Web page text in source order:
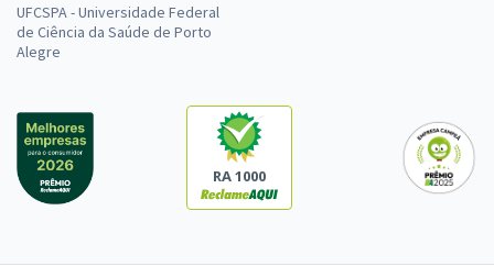
UFCSPA - Universidade Federal
de Ciência da Saúde de Porto
Alegre
RA 1000